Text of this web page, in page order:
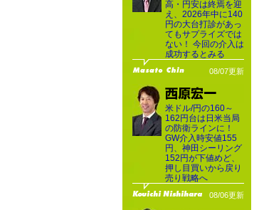
高・円安は終焉を迎
え、2026年中に140
円の大台打診があっ
てもサプライズでは
ない！ 今回の介入は
成功するとみる
08/07更新
米ドル/円の160～
162円台は日米当局
の防衛ラインに！
GW介入時安値155
円、神田シーリング
152円が下値めど、
押し目買いから戻り
売り戦略へ
08/06更新